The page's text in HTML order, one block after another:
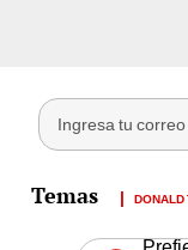
DONALD